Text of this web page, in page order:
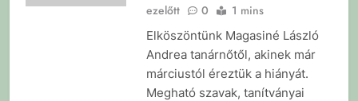
ezelőtt
0 1 mins
Elköszöntünk Magasiné László
Andrea tanárnőtől, akinek már
márciustól éreztük a hiányát.
Megható szavak, tanítványai